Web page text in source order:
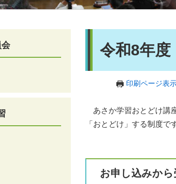
令和8年
印刷ページ表
あさか学習おとどけ講
「おとどけ」する制度で
お申し込みか